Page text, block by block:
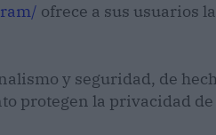
ofrece a sus usuarios
y seguridad, de
protegen la privacidad